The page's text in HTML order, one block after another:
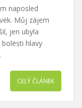
naposled
Můj zájem
jen ubyla
hlavy
CELÝ ČLÁNEK